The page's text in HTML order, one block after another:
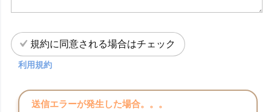
規約に同意される場合はチェック
利用規約
送信エラーが発生した場合。。。